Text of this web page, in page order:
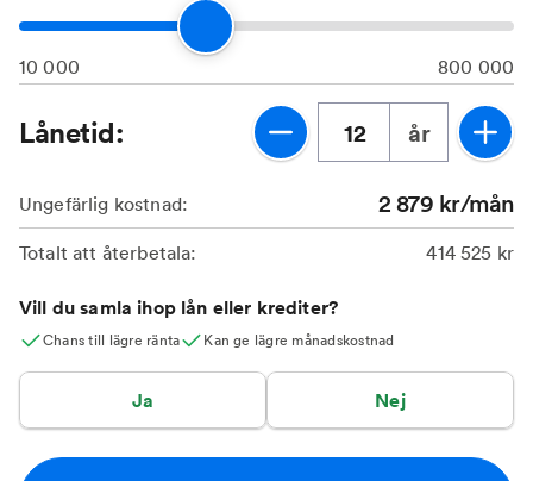
10 000 800 000
Lånetid: år
Ungefärlig kostnad: 2 879 kr/mån
Totalt att återbetala: 414 525 kr
Vill du samla ihop lån eller krediter?
Chans till lägre ränta Kan ge lägre månadskostnad
Ja Nej